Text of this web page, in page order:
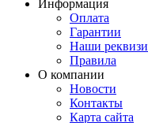
Информация
Оплата
Гарантии
Наши
Правила
О компании
Новости
Контакты
Карта сайта